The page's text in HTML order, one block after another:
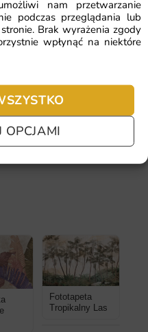
nam przetwarzanie
podczas przeglądania lub
Brak wyrażenia zgody
wpłynąć na niektóre
OPCJAMI
—Zobacz produkt →
zielone liście tworzą
w salonach, gdzie
staje się
W sypialni
Fototapeta
Tropikalny Las